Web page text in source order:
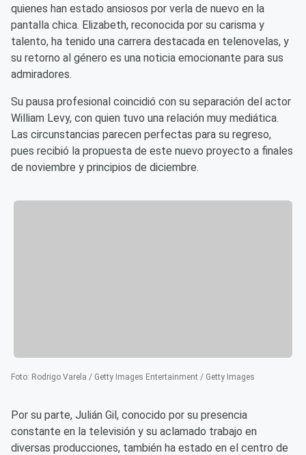
quienes han estado ansiosos por verla de nuevo en la
pantalla chica. Elizabeth, reconocida por su carisma y
talento, ha tenido una carrera destacada en telenovelas, y
su retorno al género es una noticia emocionante para sus
admiradores.
Su pausa profesional coincidió con su separación del actor
William Levy, con quien tuvo una relación muy mediática.
Las circunstancias parecen perfectas para su regreso,
pues recibió la propuesta de este nuevo proyecto a finales
de noviembre y principios de diciembre.
Foto: Rodrigo Varela / Getty Images Entertainment / Getty Images
Por su parte, Julián Gil, conocido por su presencia
constante en la televisión y su aclamado trabajo en
diversas producciones, también ha estado en el centro de